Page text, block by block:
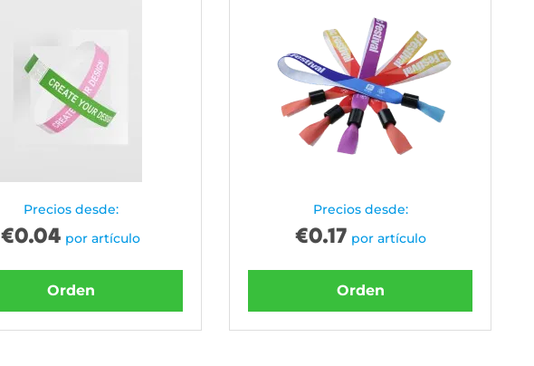
Precios desde:
€0.04 por artículo
Orden
Precios desde:
€0.17 por artículo
Orden